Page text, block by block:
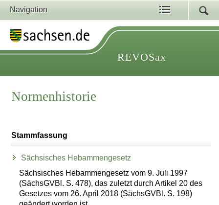
Navigation
REVOSax
Normenhistorie
Stammfassung
Sächsisches Hebammengesetz
Sächsisches Hebammengesetz vom 9. Juli 1997
(SächsGVBl. S. 478), das zuletzt durch Artikel 20 des
Gesetzes vom 26. April 2018 (SächsGVBl. S. 198)